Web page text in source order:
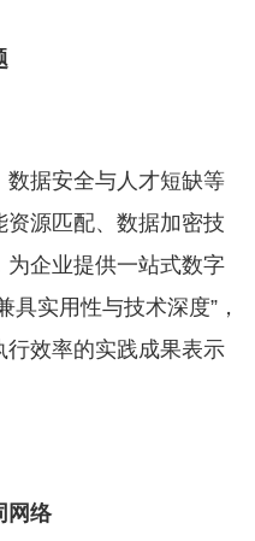
据安全与人才短缺等
源匹配、数据加密技
企业提供一站式数字
具实用性与技术深度”，
效率的实践成果表示
网络